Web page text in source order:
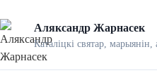
Аляксандр Жарнасек
Каталіцкі святар,